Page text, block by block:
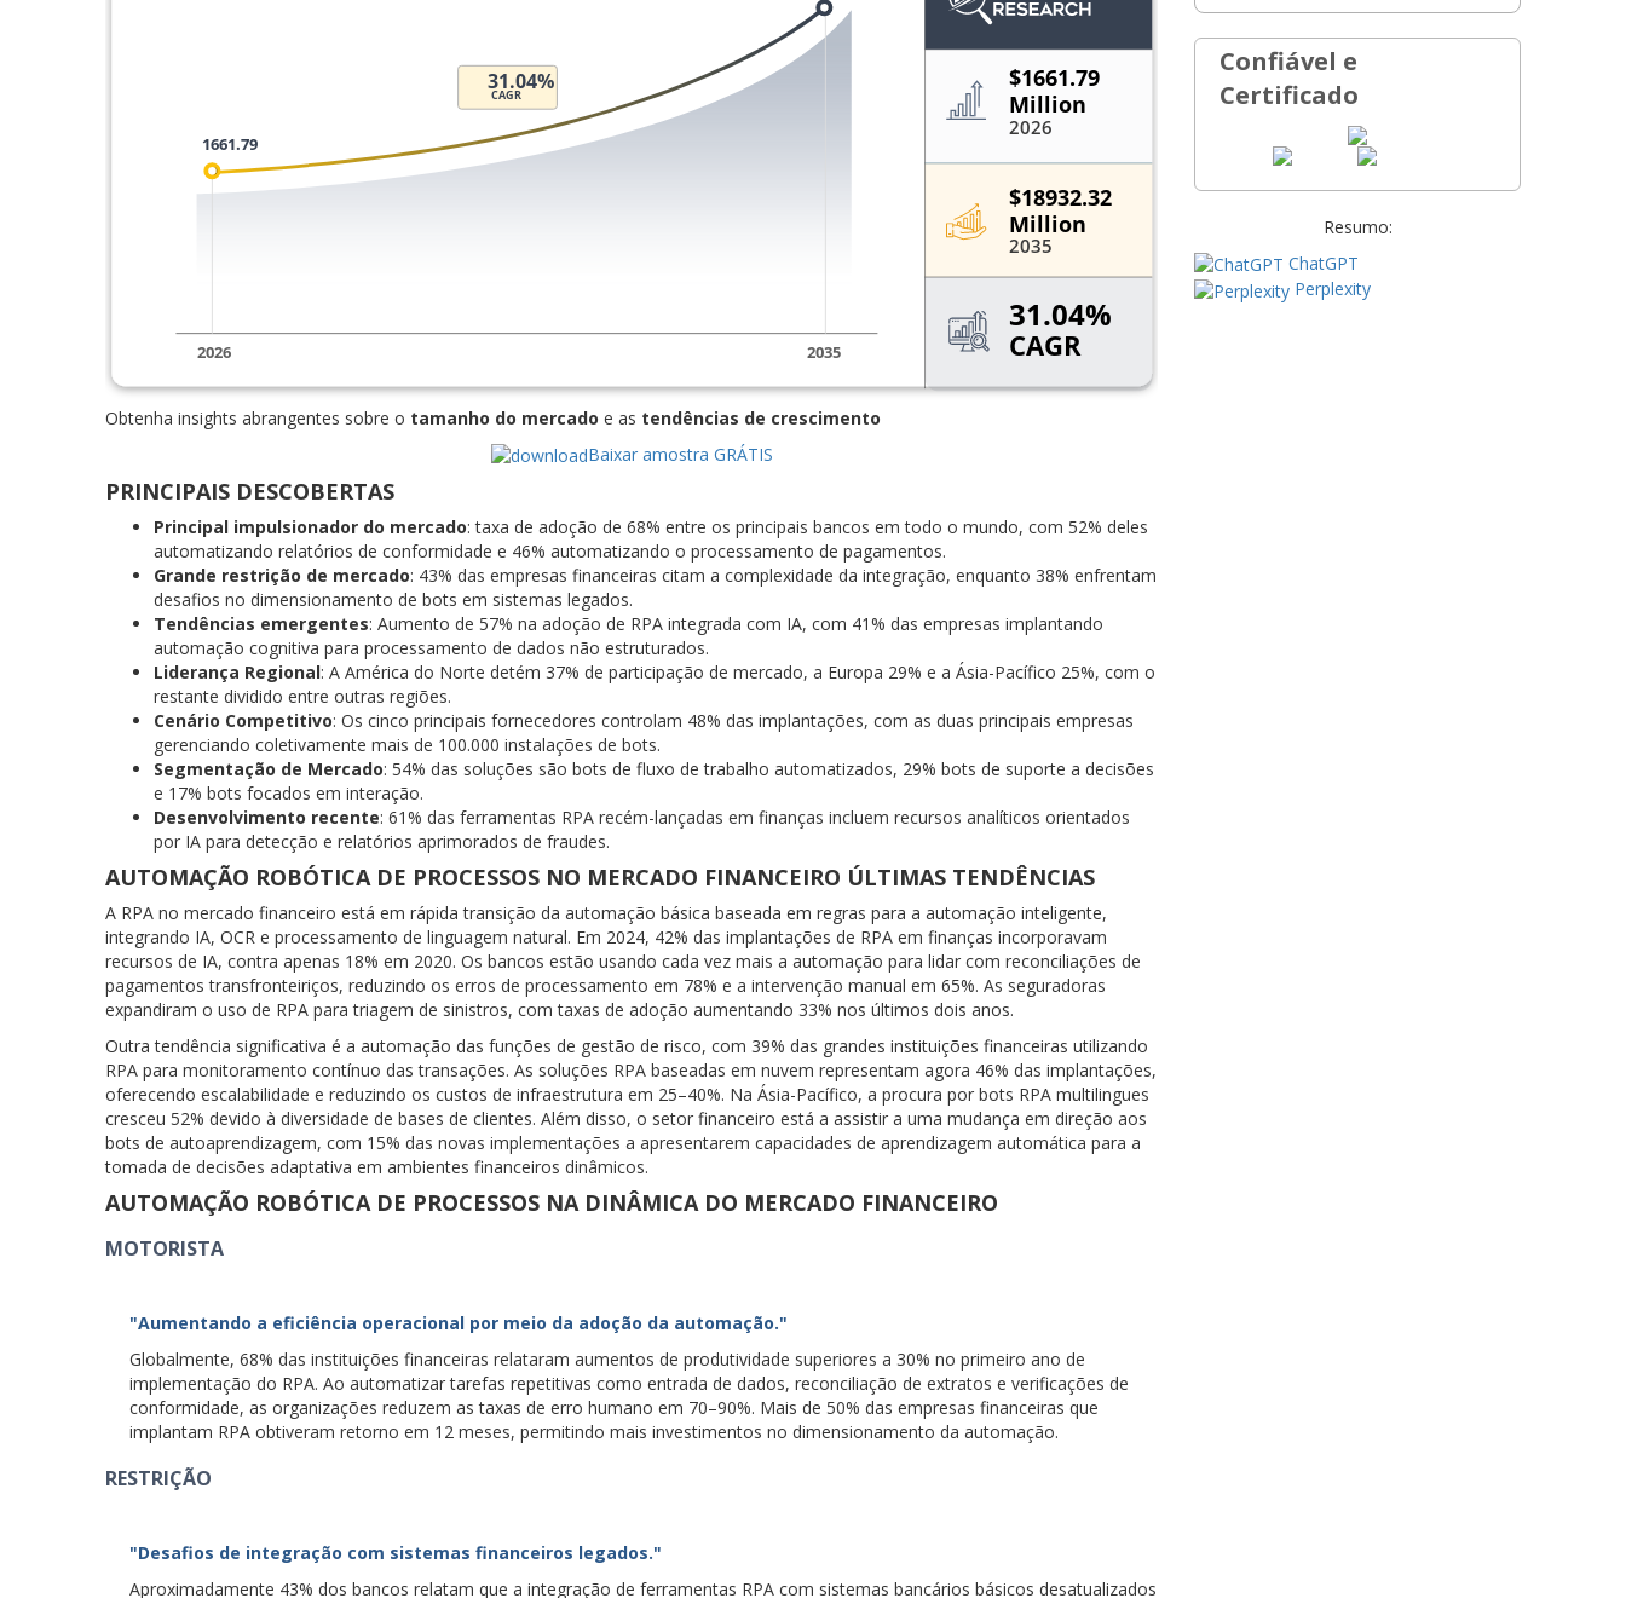
Obtenha insights abrangentes sobre o tamanho do mercado e as tendências de crescimento
Baixar amostra GRÁTIS
PRINCIPAIS DESCOBERTAS
Principal impulsionador do mercado: taxa de adoção de 68% entre os principais bancos em todo o mundo, com 52% deles
automatizando relatórios de conformidade e 46% automatizando o processamento de pagamentos.
Grande restrição de mercado: 43% das empresas financeiras citam a complexidade da integração, enquanto 38% enfrentam
desafios no dimensionamento de bots em sistemas legados.
Tendências emergentes: Aumento de 57% na adoção de RPA integrada com IA, com 41% das empresas implantando
automação cognitiva para processamento de dados não estruturados.
Liderança Regional: A América do Norte detém 37% de participação de mercado, a Europa 29% e a Ásia-Pacífico 25%, com o
restante dividido entre outras regiões.
Cenário Competitivo: Os cinco principais fornecedores controlam 48% das implantações, com as duas principais empresas
gerenciando coletivamente mais de 100.000 instalações de bots.
Segmentação de Mercado: 54% das soluções são bots de fluxo de trabalho automatizados, 29% bots de suporte a decisões
e 17% bots focados em interação.
Desenvolvimento recente: 61% das ferramentas RPA recém-lançadas em finanças incluem recursos analíticos orientados
por IA para detecção e relatórios aprimorados de fraudes.
AUTOMAÇÃO ROBÓTICA DE PROCESSOS NO MERCADO FINANCEIRO ÚLTIMAS TENDÊNCIAS
A RPA no mercado financeiro está em rápida transição da automação básica baseada em regras para a automação inteligente,
integrando IA, OCR e processamento de linguagem natural. Em 2024, 42% das implantações de RPA em finanças incorporavam
recursos de IA, contra apenas 18% em 2020. Os bancos estão usando cada vez mais a automação para lidar com reconciliações de
pagamentos transfronteiriços, reduzindo os erros de processamento em 78% e a intervenção manual em 65%. As seguradoras
expandiram o uso de RPA para triagem de sinistros, com taxas de adoção aumentando 33% nos últimos dois anos.
Outra tendência significativa é a automação das funções de gestão de risco, com 39% das grandes instituições financeiras utilizando
RPA para monitoramento contínuo das transações. As soluções RPA baseadas em nuvem representam agora 46% das implantações,
oferecendo escalabilidade e reduzindo os custos de infraestrutura em 25–40%. Na Ásia-Pacífico, a procura por bots RPA multilingues
cresceu 52% devido à diversidade de bases de clientes. Além disso, o setor financeiro está a assistir a uma mudança em direção aos
bots de autoaprendizagem, com 15% das novas implementações a apresentarem capacidades de aprendizagem automática para a
tomada de decisões adaptativa em ambientes financeiros dinâmicos.
AUTOMAÇÃO ROBÓTICA DE PROCESSOS NA DINÂMICA DO MERCADO FINANCEIRO
MOTORISTA
"Aumentando a eficiência operacional por meio da adoção da automação."
Globalmente, 68% das instituições financeiras relataram aumentos de produtividade superiores a 30% no primeiro ano de
implementação do RPA. Ao automatizar tarefas repetitivas como entrada de dados, reconciliação de extratos e verificações de
conformidade, as organizações reduzem as taxas de erro humano em 70–90%. Mais de 50% das empresas financeiras que
implantam RPA obtiveram retorno em 12 meses, permitindo mais investimentos no dimensionamento da automação.
RESTRIÇÃO
"Desafios de integração com sistemas financeiros legados."
Aproximadamente 43% dos bancos relatam que a integração de ferramentas RPA com sistemas bancários básicos desatualizados
Confiável e
Certificado
Resumo:
ChatGPT
Perplexity